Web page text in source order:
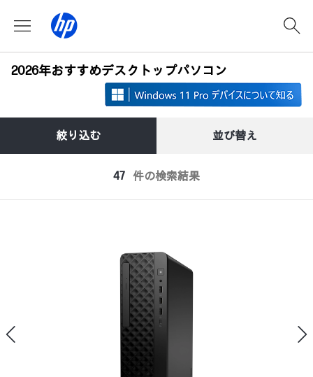
2026年おすすめデスクトップパソコン
絞り込む 並び替え
47 件の検索結果